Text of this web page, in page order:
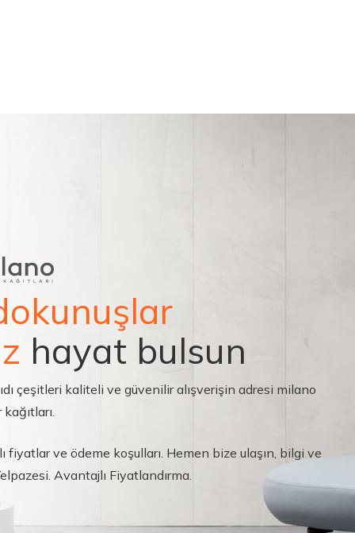
hayat bulsun
çeşitleri kaliteli ve güvenilir alışverişin adresi milano
fiyatlar ve ödeme koşulları. Hemen bize ulaşın, bilgi ve
Avantajlı Fiyatlandırma.